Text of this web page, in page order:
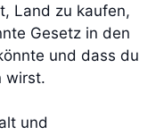
Land zu kaufen,
Gesetz in den
und dass du
wirst.
und